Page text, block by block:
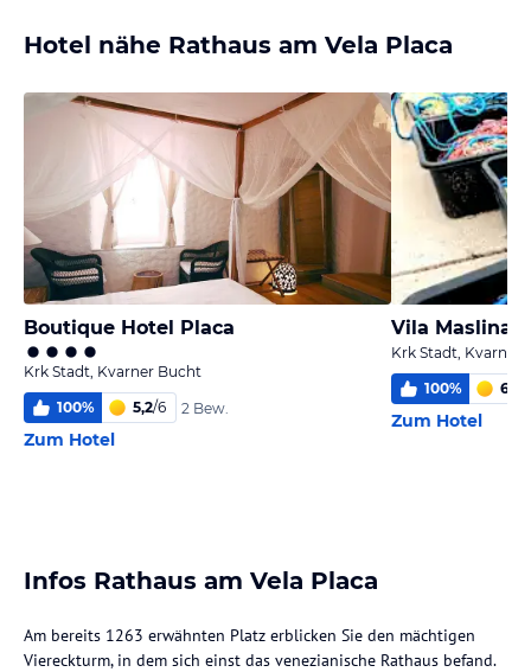
Hotel nähe Rathaus am Vela Placa
Boutique Hotel Placa
Krk Stadt, Kvarner Bucht
100% 5,2/6 2 Bew.
Zum Hotel
Vila Maslina
Krk Stadt, Kvarner
100% 6,0
Zum Hotel
Infos Rathaus am Vela Placa
Am bereits 1263 erwähnten Platz erblicken Sie den mächtigen
Viereckturm, in dem sich einst das venezianische Rathaus befand.